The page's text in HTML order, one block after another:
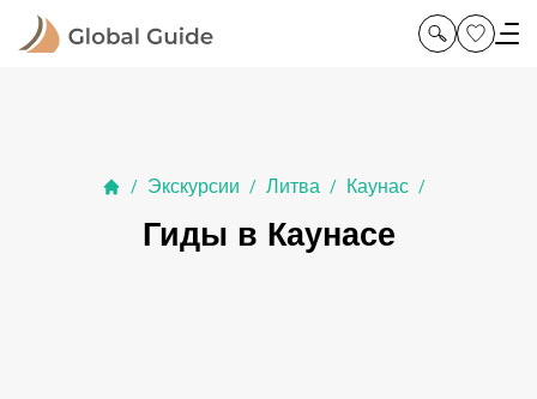
/ Экскурсии / Литва / Каунас /
Гиды в Каунасе